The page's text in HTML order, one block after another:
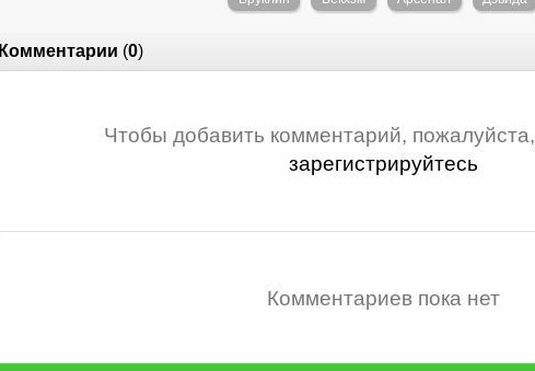
Комментарии (0)
Чтобы добавить комментарий, пожалуйста,
зарегистрируйтесь
Комментариев пока нет